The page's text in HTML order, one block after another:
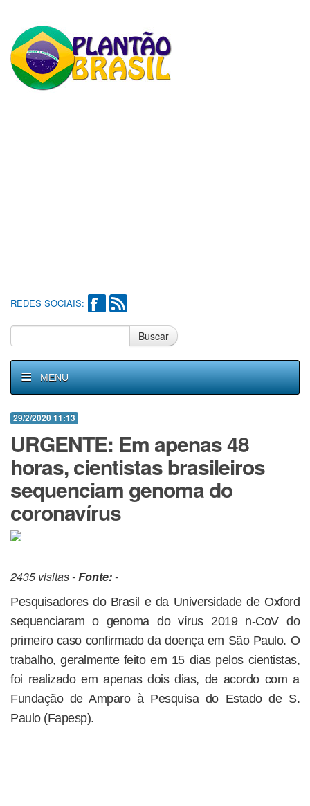
REDES SOCIAIS:
Buscar
MENU
29/2/2020 11:13
URGENTE: Em apenas 48
horas, cientistas brasileiros
sequenciam genoma do
coronavírus
2435 visitas -Fonte:-
Pesquisadores do Brasil e da Universidade de Oxford
sequenciaram o genoma do vírus 2019 n-CoV do
primeiro caso confirmado da doença em São Paulo. O
trabalho, geralmente feito em 15 dias pelos cientistas,
foi realizado em apenas dois dias, de acordo com a
Fundação de Amparo à Pesquisa do Estado de S.
Paulo (Fapesp).